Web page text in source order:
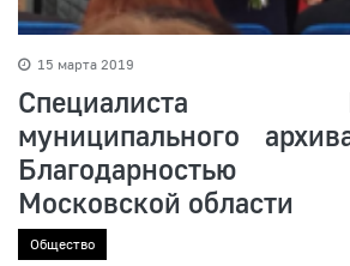
15 марта 2019
Специалиста
муниципального
Благодарностью
Московской области
Общество